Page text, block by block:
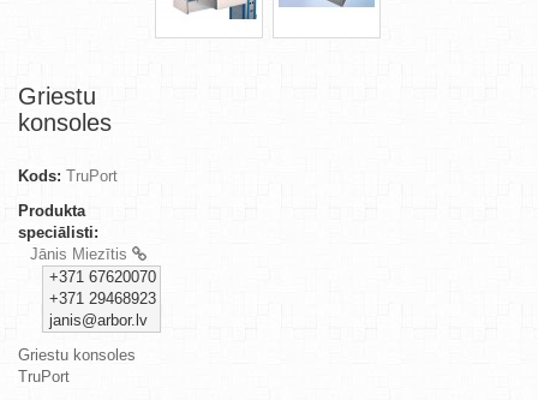
Griestu
konsoles
Kods: TruPort
Produkta
speciālisti:
Jānis Miezītis
+371 67620070
+371 29468923
janis@arbor.lv
Griestu konsoles
TruPort